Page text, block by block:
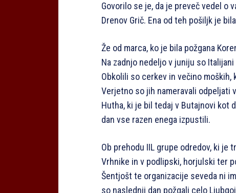
Govorilo se je, da je preveč vedel o
Drenov Grič. Ena od teh pošiljk je
Že od marca, ko je bila požgana
Na zadnjo nedeljo v juniju so
Obkolili so cerkev in večino
Verjetno so jih nameravali odpeljati
Hutha, ki je bil tedaj v Butajnovi kot
dan vse razen enega izpustili.
Ob prehodu IIL grupe odredov, ki je
Vrhnike in v podlipski, horjulski ter
Šentjošt te organizacije seveda ni
so naslednji dan požgali celo